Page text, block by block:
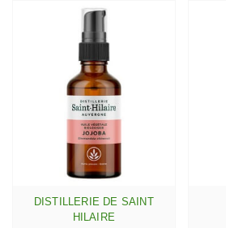
DISTILLERIE DE SAINT
HILAIRE